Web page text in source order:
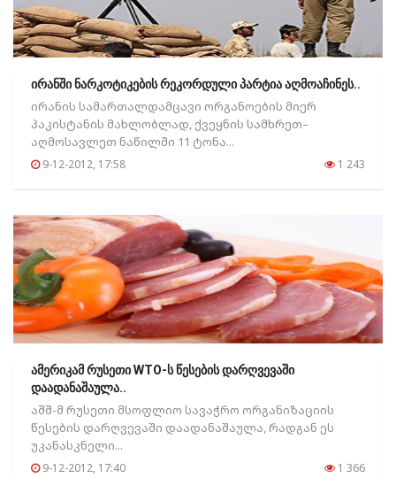
ირანში ნარკოტიკების რეკორდული პარტია აღმოაჩინეს..
ირანის სამართალდამცავი ორგანოების მიერ
პაკისტანის მახლობლად, ქვეყნის სამხრეთ–
აღმოსავლეთ ნაწილში 11 ტონა...
9-12-2012, 17:58 1 243
ამერიკამ რუსეთი WTO-ს წესების დარღვევაში
დაადანაშაულა..
აშშ-მ რუსეთი მსოფლიო სავაჭრო ორგანიზაციის
წესების დარღვევაში დაადანაშაულა, რადგან ეს
უკანასკნელი...
9-12-2012, 17:40 1 366